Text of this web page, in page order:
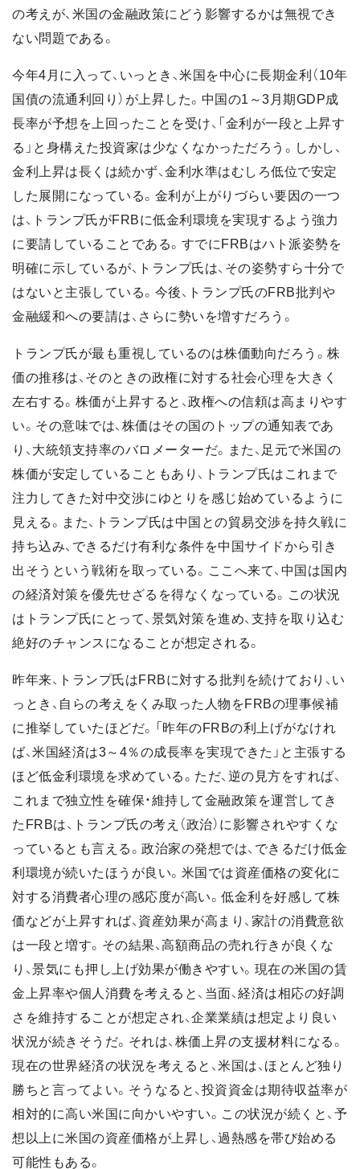
の考えが、米国の金融政策にどう影響するかは無視でき
ない問題である。
今年4月に入って、いっとき、米国を中心に長期金利（10年
国債の流通利回り）が上昇した。中国の1～3月期GDP成
長率が予想を上回ったことを受け、「金利が一段と上昇す
る」と身構えた投資家は少なくなかっただろう。しかし、
金利上昇は長くは続かず、金利水準はむしろ低位で安定
した展開になっている。金利が上がりづらい要因の一つ
は、トランプ氏がFRBに低金利環境を実現するよう強力
に要請していることである。すでにFRBはハト派姿勢を
明確に示しているが、トランプ氏は、その姿勢すら十分で
はないと主張している。今後、トランプ氏のFRB批判や
金融緩和への要請は、さらに勢いを増すだろう。
トランプ氏が最も重視しているのは株価動向だろう。株
価の推移は、そのときの政権に対する社会心理を大きく
左右する。株価が上昇すると、政権への信頼は高まりやす
い。その意味では、株価はその国のトップの通知表であ
り、大統領支持率のバロメーターだ。また、足元で米国の
株価が安定していることもあり、トランプ氏はこれまで
注力してきた対中交渉にゆとりを感じ始めているように
見える。また、トランプ氏は中国との貿易交渉を持久戦に
持ち込み、できるだけ有利な条件を中国サイドから引き
出そうという戦術を取っている。ここへ来て、中国は国内
の経済対策を優先せざるを得なくなっている。この状況
はトランプ氏にとって、景気対策を進め、支持を取り込む
絶好のチャンスになることが想定される。
昨年来、トランプ氏はFRBに対する批判を続けており、い
っとき、自らの考えをくみ取った人物をFRBの理事候補
に推挙していたほどだ。「昨年のFRBの利上げがなけれ
ば、米国経済は3～4％の成長率を実現できた」と主張する
ほど低金利環境を求めている。ただ、逆の見方をすれば、
これまで独立性を確保・維持して金融政策を運営してき
たFRBは、トランプ氏の考え（政治）に影響されやすくな
っているとも言える。政治家の発想では、できるだけ低金
利環境が続いたほうが良い。米国では資産価格の変化に
対する消費者心理の感応度が高い。低金利を好感して株
価などが上昇すれば、資産効果が高まり、家計の消費意欲
は一段と増す。その結果、高額商品の売れ行きが良くな
り、景気にも押し上げ効果が働きやすい。現在の米国の賃
金上昇率や個人消費を考えると、当面、経済は相応の好調
さを維持することが想定され、企業業績は想定より良い
状況が続きそうだ。それは、株価上昇の支援材料になる。
現在の世界経済の状況を考えると、米国は、ほとんど独り
勝ちと言ってよい。そうなると、投資資金は期待収益率が
相対的に高い米国に向かいやすい。この状況が続くと、予
想以上に米国の資産価格が上昇し、過熱感を帯び始める
可能性もある。